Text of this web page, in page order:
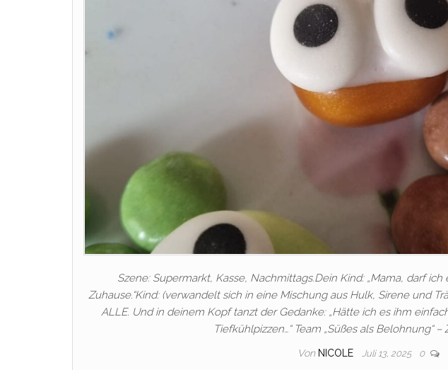
Szene: Supermarkt, Kasse, Nachmittags.Dein Kind: „Mama, darf ich
Zuhause.“Kind: (verwandelt sich in eine Mischung aus Hulk, Sirene und
ALLE. Und in deinem Kopf tanzt der Gedanke: „Hätte ich es ihm
Tiefkühlpizzen…“ Team „Süßes als Belohnung“
Von NICOLE Juli 13, 2025 0